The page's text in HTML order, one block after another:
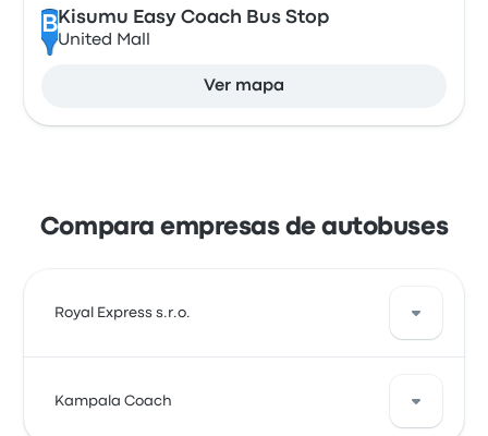
B Kisumu Easy Coach Bus Stop
United Mall
Ver mapa
Compara empresas de autobuses
Royal Express s.r.o.
Royal Express s.r.o. ofrece 1 salidas diarias y puedes
Kampala Coach